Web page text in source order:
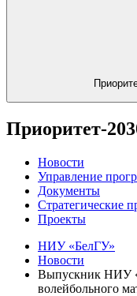
Приоритет-
Новости
Управление
Документы
Стратегические
Проекты
НИУ «БелГУ»
Новости
Выпускник НИУ
волейбольного